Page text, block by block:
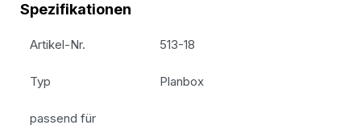
Spezifikationen
Artikel-Nr. 513-18
Typ Planbox
passend für